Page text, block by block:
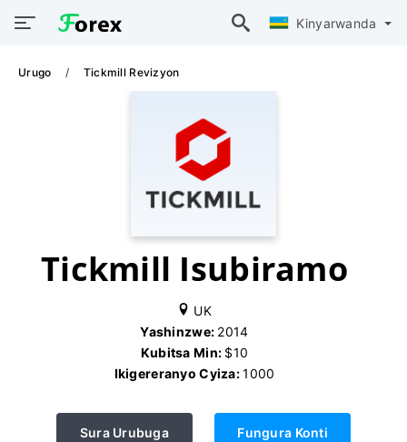
Kinyarwanda
Urugo Tickmill Revizyon
Tickmill Isubiramo
UK
Yashinzwe: 2014
Kubitsa Min: $10
Ikigereranyo Cyiza:1000
Sura Urubuga Fungura Konti